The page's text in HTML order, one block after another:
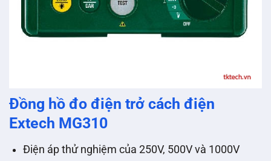
Đồng hồ đo điện trở cách điện
Extech MG310
Điện áp thử nghiệm của 250V, 500V và 1000V